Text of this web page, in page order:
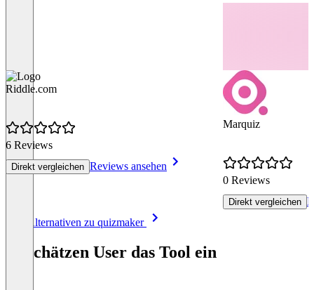
Riddle.com
6 Reviews
Direkt vergleichen Reviews ansehen
Marquiz
0 Reviews
Direkt vergleichen
Alle Alternativen zu quizmaker
So schätzen User das Tool ein